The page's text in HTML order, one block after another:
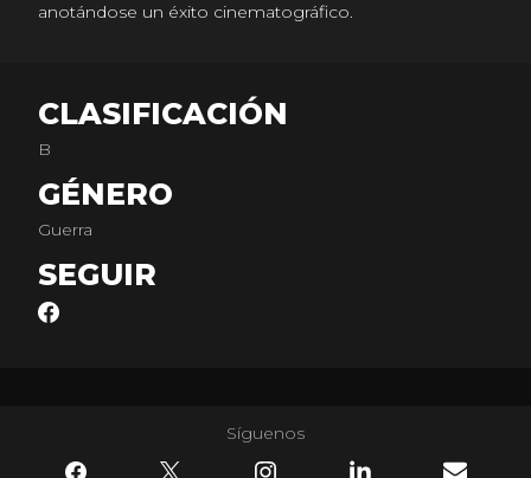
anotándose un éxito cinematográfico.
CLASIFICACIÓN
B
GÉNERO
Guerra
SEGUIR
Síguenos